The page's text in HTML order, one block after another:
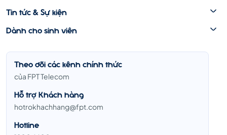
Tin tức & Sự kiện
Dành cho sinh viên
Theo dõi các kênh chính thức
của FPT Telecom
Hỗ trợ Khách hàng
hotrokhachhang@fpt.com
Hotline